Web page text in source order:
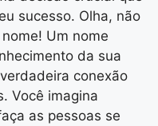
sucesso. Olha, não
Um nome
da sua
conexão
Você imagina
as pessoas se